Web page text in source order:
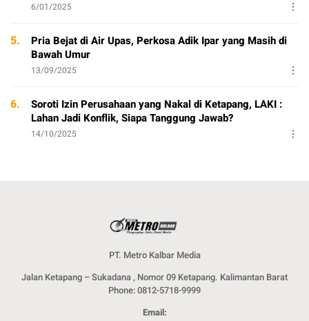
6/01/2025
5.
Pria Bejat di Air Upas, Perkosa Adik Ipar yang Masih di
Bawah Umur
13/09/2025
6.
Soroti Izin Perusahaan yang Nakal di Ketapang, LAKI :
Lahan Jadi Konflik, Siapa Tanggung Jawab?
14/10/2025
PT. Metro Kalbar Media
Jalan Ketapang – Sukadana , Nomor 09 Ketapang. Kalimantan Barat
Phone: 0812-5718-9999
Email: